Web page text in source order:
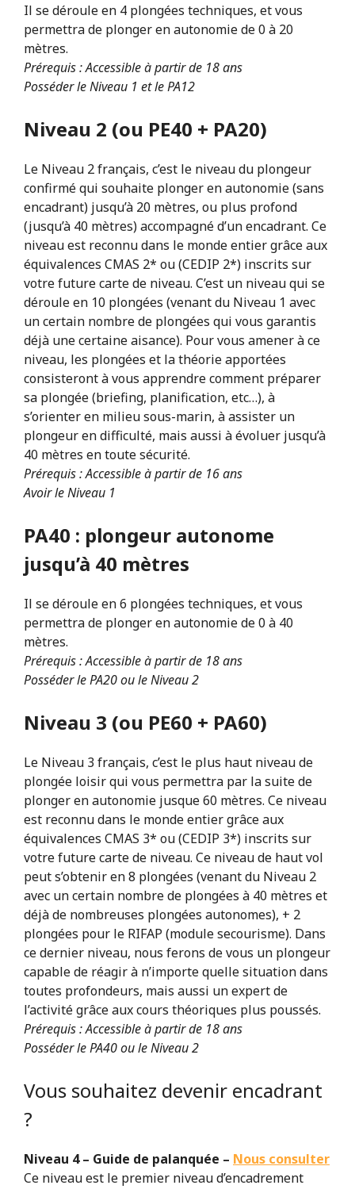
Il se déroule en 4 plongées techniques, et vous
permettra de plonger en autonomie de 0 à 20
mètres.
Prérequis : Accessible à partir de 18 ans
Posséder le Niveau 1 et le PA12
Niveau 2 (ou PE40 + PA20)
Le Niveau 2 français, c’est le niveau du plongeur
confirmé qui souhaite plonger en autonomie (sans
encadrant) jusqu’à 20 mètres, ou plus profond
(jusqu’à 40 mètres) accompagné d’un encadrant. Ce
niveau est reconnu dans le monde entier grâce aux
équivalences CMAS 2* ou (CEDIP 2*) inscrits sur
votre future carte de niveau. C’est un niveau qui se
déroule en 10 plongées (venant du Niveau 1 avec
un certain nombre de plongées qui vous garantis
déjà une certaine aisance). Pour vous amener à ce
niveau, les plongées et la théorie apportées
consisteront à vous apprendre comment préparer
sa plongée (briefing, planification, etc…), à
s’orienter en milieu sous-marin, à assister un
plongeur en difficulté, mais aussi à évoluer jusqu’à
40 mètres en toute sécurité.
Prérequis : Accessible à partir de 16 ans
Avoir le Niveau 1
PA40 : plongeur autonome
jusqu’à 40 mètres
Il se déroule en 6 plongées techniques, et vous
permettra de plonger en autonomie de 0 à 40
mètres.
Prérequis : Accessible à partir de 18 ans
Posséder le PA20 ou le Niveau 2
Niveau 3 (ou PE60 + PA60)
Le Niveau 3 français, c’est le plus haut niveau de
plongée loisir qui vous permettra par la suite de
plonger en autonomie jusque 60 mètres. Ce niveau
est reconnu dans le monde entier grâce aux
équivalences CMAS 3* ou (CEDIP 3*) inscrits sur
votre future carte de niveau. Ce niveau de haut vol
peut s’obtenir en 8 plongées (venant du Niveau 2
avec un certain nombre de plongées à 40 mètres et
déjà de nombreuses plongées autonomes), + 2
plongées pour le RIFAP (module secourisme). Dans
ce dernier niveau, nous ferons de vous un plongeur
capable de réagir à n’importe quelle situation dans
toutes profondeurs, mais aussi un expert de
l’activité grâce aux cours théoriques plus poussés.
Prérequis : Accessible à partir de 18 ans
Posséder le PA40 ou le Niveau 2
Vous souhaitez devenir encadrant
?
Niveau 4 – Guide de palanquée – Nous consulter
Ce niveau est le premier niveau d’encadrement